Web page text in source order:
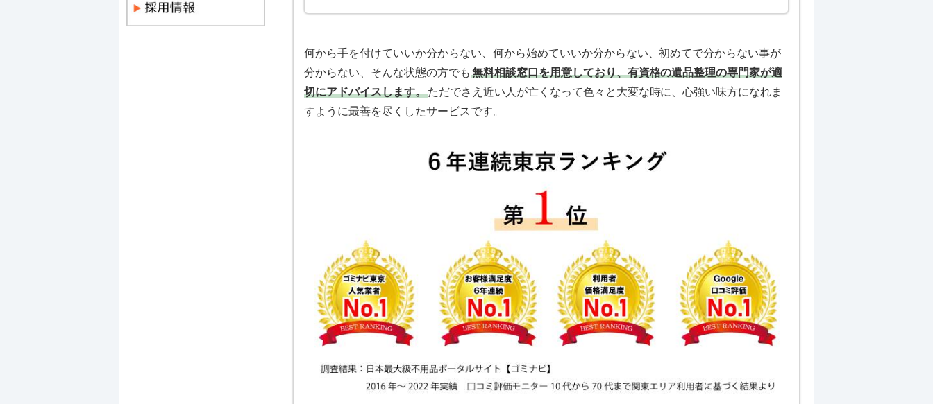
何から手を付けていいか分からない、何から始めていいか分からない、初めてで分からない事が
分からない、そんな状態の方でも 無料相談窓口を用意しており、有資格の遺品整理の専門家が適
切にアドバイスします。ただでさえ近い人が亡くなって色々と大変な時に、心強い味方になれま
すように最善を尽くしたサービスです。